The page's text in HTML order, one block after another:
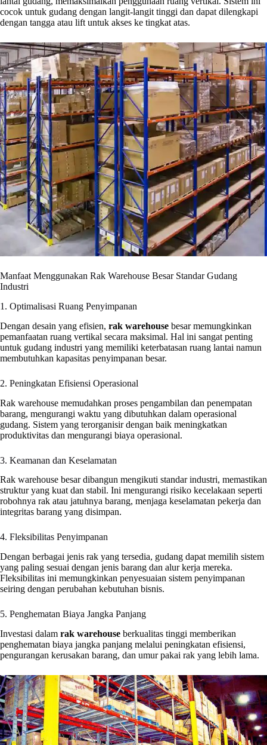
cocok untuk gudang dengan langit-langit tinggi dan dapat dilengkapi
dengan tangga atau lift untuk akses ke tingkat atas.
Manfaat Menggunakan Rak Warehouse Besar Standar Gudang
Industri
1. Optimalisasi Ruang Penyimpanan
Dengan desain yang efisien, rak warehouse besar memungkinkan
pemanfaatan ruang vertikal secara maksimal. Hal ini sangat penting
untuk gudang industri yang memiliki keterbatasan ruang lantai namun
membutuhkan kapasitas penyimpanan besar.
2. Peningkatan Efisiensi Operasional
Rak warehouse memudahkan proses pengambilan dan penempatan
barang, mengurangi waktu yang dibutuhkan dalam operasional
gudang. Sistem yang terorganisir dengan baik meningkatkan
produktivitas dan mengurangi biaya operasional.
3. Keamanan dan Keselamatan
Rak warehouse besar dibangun mengikuti standar industri, memastikan
struktur yang kuat dan stabil. Ini mengurangi risiko kecelakaan seperti
robohnya rak atau jatuhnya barang, menjaga keselamatan pekerja dan
integritas barang yang disimpan.
4. Fleksibilitas Penyimpanan
Dengan berbagai jenis rak yang tersedia, gudang dapat memilih sistem
yang paling sesuai dengan jenis barang dan alur kerja mereka.
Fleksibilitas ini memungkinkan penyesuaian sistem penyimpanan
seiring dengan perubahan kebutuhan bisnis.
5. Penghematan Biaya Jangka Panjang
Investasi dalam rak warehouse berkualitas tinggi memberikan
penghematan biaya jangka panjang melalui peningkatan efisiensi,
pengurangan kerusakan barang, dan umur pakai rak yang lebih lama.